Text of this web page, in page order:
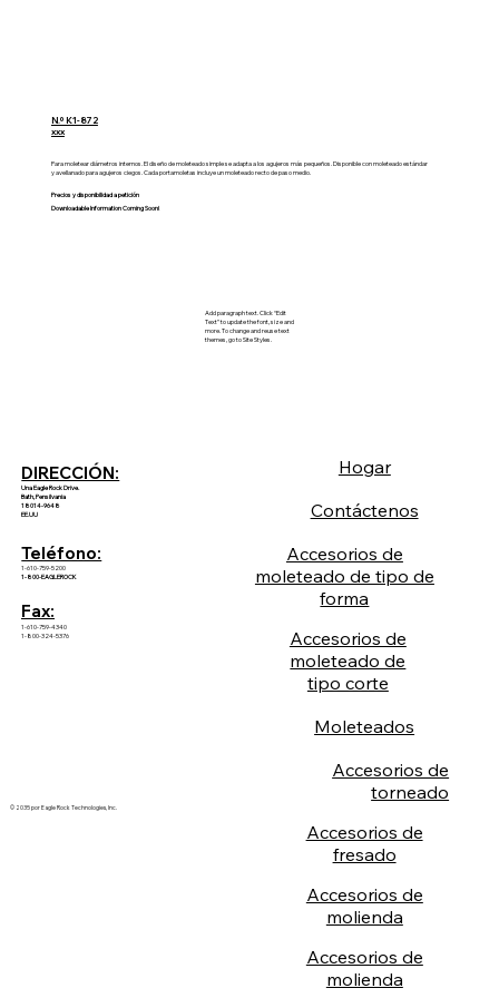
N.º K1-872
xxx
Para moletear diámetros internos. El diseño de moleteado simple se adapta a los agujeros más pequeños. Disponible con moleteado estándar
y avellanado para agujeros ciegos. Cada portamoletas incluye un moleteado recto de paso medio.
Precios y disponibilidad a petición
Downloadable Information Coming Soon!
Add paragraph text. Click “Edit
Text” to update the font, size and
more. To change and reuse text
themes, go to Site Styles.
DIRECCIÓN:
Una Eagle Rock Drive.
Bath, Pensilvania
18014-9648
EE.UU
Teléfono:
1-610-759-5200
1-800-EAGLEROCK
Fax:
1-610-759-4340
1-800-324-5376
© 2035 por Eagle Rock Technologies, Inc.
Hogar
Contáctenos
Accesorios de
moleteado de tipo de
forma
Accesorios de
moleteado de
tipo corte
Moleteados
Accesorios de
torneado
Accesorios de
fresado
Accesorios de
molienda
Accesorios de
molienda